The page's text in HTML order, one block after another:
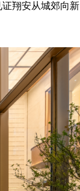
翔安从城郊向新